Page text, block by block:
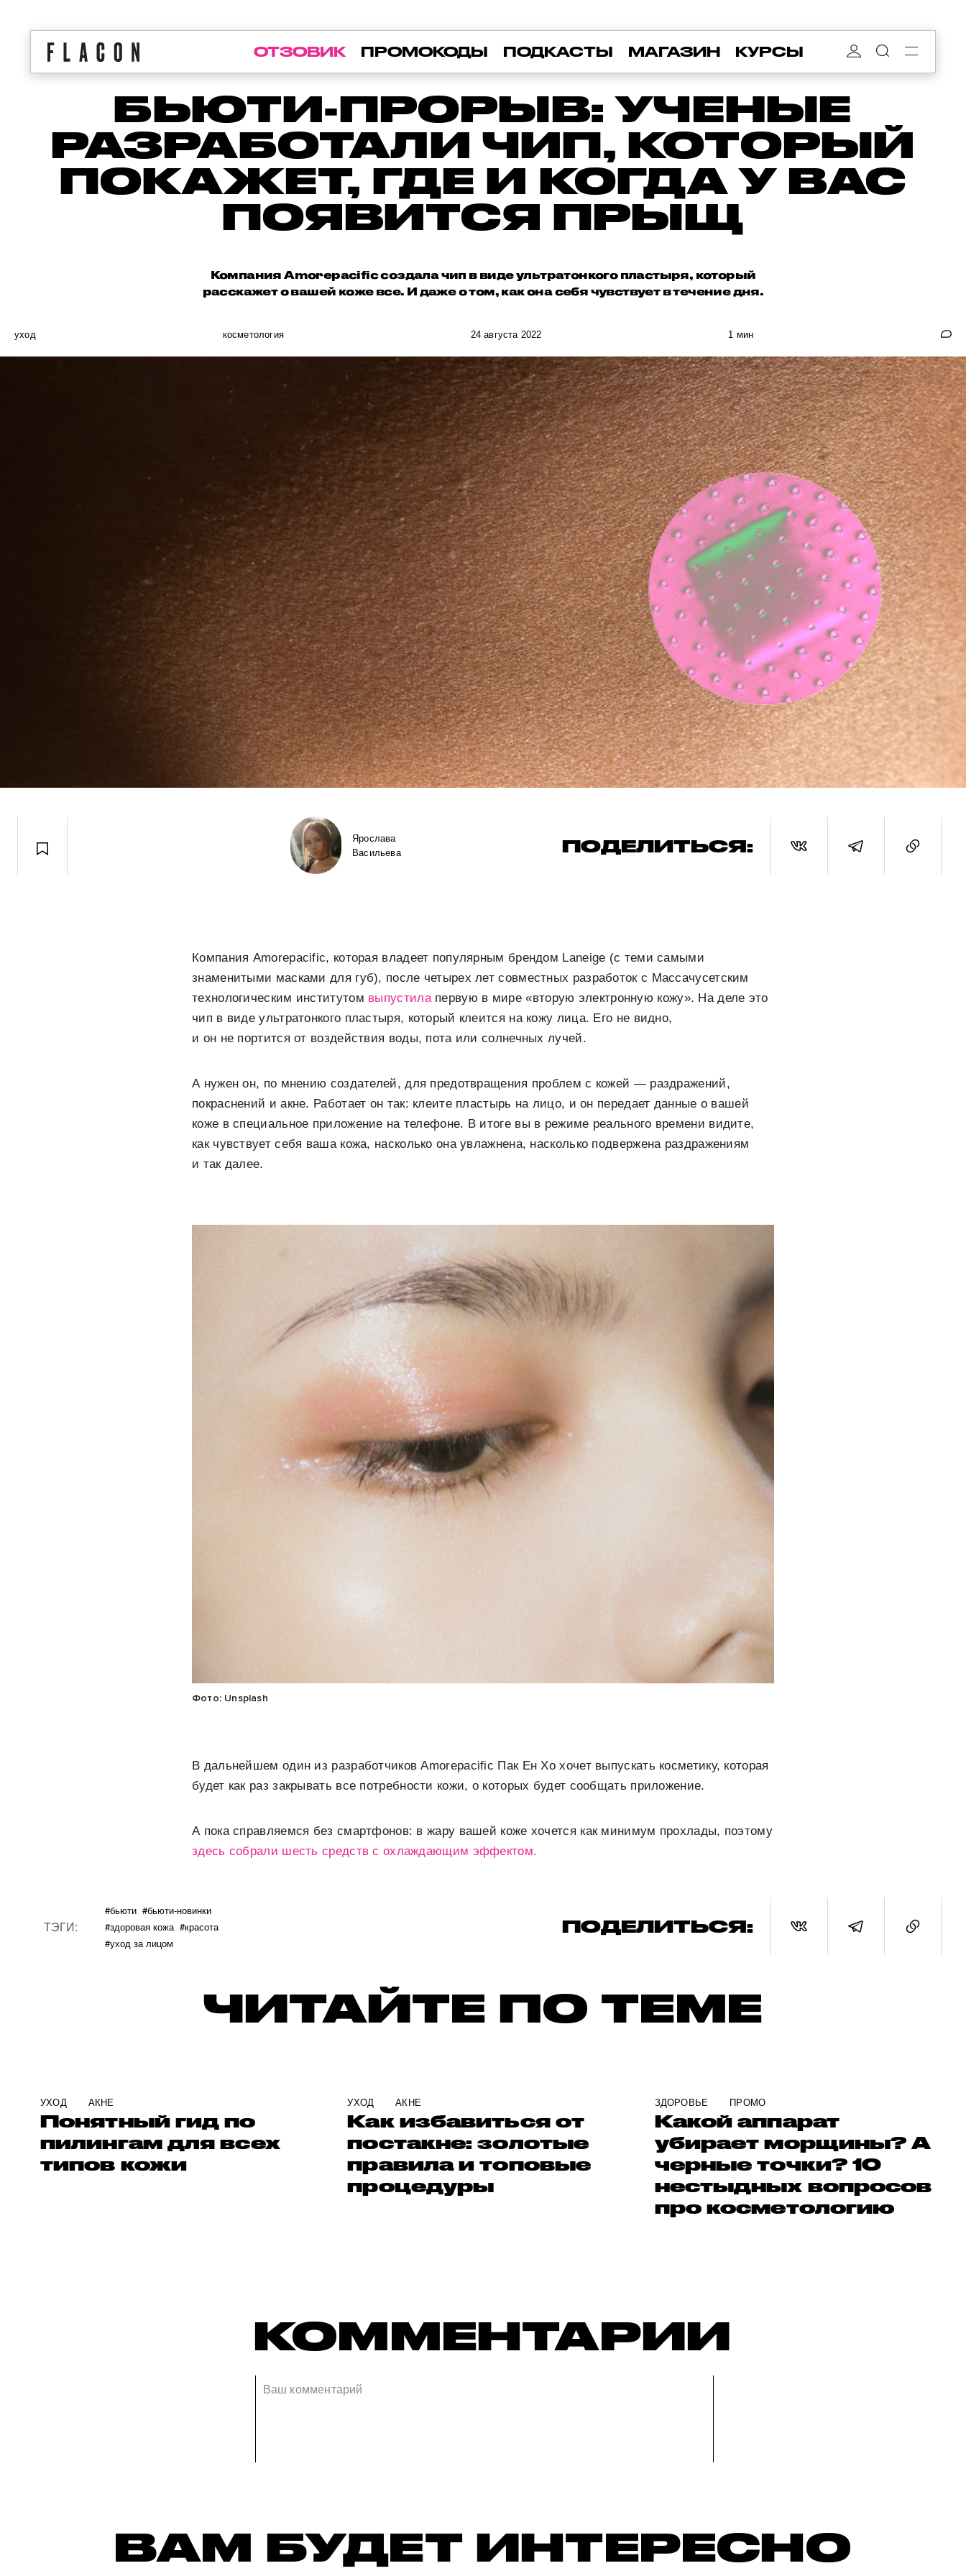
ОТЗОВИК ПРОМОКОДЫ ПОДКАСТЫ МАГАЗИН КУРСЫ
БЬЮТИ-ПРОРЫВ: УЧЕНЫЕ
РАЗРАБОТАЛИ ЧИП, КОТОРЫЙ
ПОКАЖЕТ, ГДЕ И КОГДА У ВАС
ПОЯВИТСЯ ПРЫЩ
Компания Amorepacific создала чип в виде ультратонкого пластыря, который
расскажет о вашей коже все. И даже о том, как она себя чувствует в течение дня.
уход косметология 24 августа 2022 1 мин
Ярослава
Васильева
ПОДЕЛИТЬСЯ:
Компания Amorepacific, которая владеет популярным брендом Laneige (с теми самыми
знаменитыми масками для губ), после четырех лет совместных разработок с Массачусетским
технологическим институтом выпустила первую в мире «вторую электронную кожу». На деле это
чип в виде ультратонкого пластыря, который клеится на кожу лица. Его не видно,
и он не портится от воздействия воды, пота или солнечных лучей.
А нужен он, по мнению создателей, для предотвращения проблем с кожей — раздражений,
покраснений и акне. Работает он так: клеите пластырь на лицо, и он передает данные о вашей
коже в специальное приложение на телефоне. В итоге вы в режиме реального времени видите,
как чувствует себя ваша кожа, насколько она увлажнена, насколько подвержена раздражениям
и так далее.
Фото: Unsplash
В дальнейшем один из разработчиков Amorepacific Пак Ен Хо хочет выпускать косметику, которая
будет как раз закрывать все потребности кожи, о которых будет сообщать приложение.
А пока справляемся без смартфонов: в жару вашей коже хочется как минимум прохлады, поэтому
здесь собрали шесть средств с охлаждающим эффектом.
ТЭГИ:
#бьюти #бьюти-новинки
#здоровая кожа #красота
#уход за лицом
ПОДЕЛИТЬСЯ:
ЧИТАЙТЕ ПО ТЕМЕ
УХОД АКНЕ
Понятный гид по
пилингам для всех
типов кожи
УХОД АКНЕ
Как избавиться от
постакне: золотые
правила и топовые
процедуры
ЗДОРОВЬЕ ПРОМО
Какой аппарат
убирает морщины? А
черные точки? 10
нестыдных вопросов
про косметологию
КОММЕНТАРИИ
ВАМ БУДЕТ ИНТЕРЕСНО